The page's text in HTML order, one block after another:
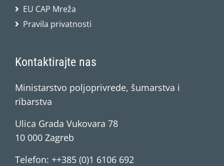
EU CAP Mreža
Pravila privatnosti
Kontaktirajte nas
Ministarstvo poljoprivrede, šumarstva i
ribarstva
Ulica Grada Vukovara 78
10 000 Zagreb
Telefon: ++385 (0)1 6106 692